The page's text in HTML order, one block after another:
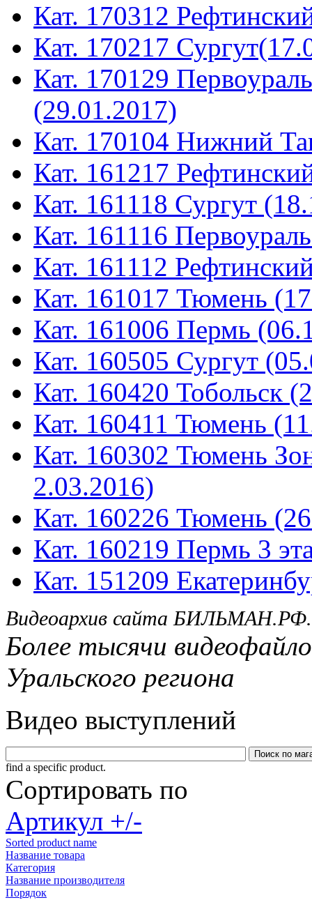
Кат. 170312
Кат. 170217
Кат. 170129
(29.01.2017)
Кат. 170104 Нижний
Кат. 161217
Кат. 161118 Сургут
Кат. 161116
Кат. 161112
Кат. 161017 Тюмень
Кат. 161006 Пермь
Кат. 160505 Сургут
Кат. 160420 Тобольск
Кат. 160411 Тюмень
Кат. 160302 Тюмень
2.03.2016)
Кат. 160226 Тюмень
Кат. 160219 Пермь 3
Кат. 151209
Видеоархив сайта БИЛЬМАН.РФ.
Более тысячи
Уральского региона
Видео выступлений
find a specific product.
Сортировать по
Артикул +/-
Sorted product name
Название товара
Категория
Название производителя
Порядок